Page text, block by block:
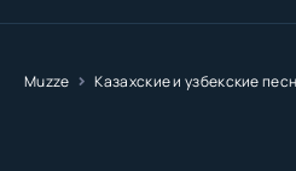
Muzze Казахские и узбекские